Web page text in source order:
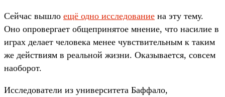
Сейчас вышло ещё одно исследование на эту тему.
Оно опровергает общепринятое мнение, что насилие в
играх делает человека менее чувствительным к таким
же действиям в реальной жизни. Оказывается, совсем
наоборот.
Исследователи из университета Баффало,